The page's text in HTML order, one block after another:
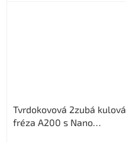
Tvrdokovová 2zubá kulová
fréza A200 s Nano